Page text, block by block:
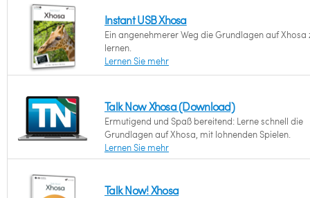
Instant USB Xhosa
Ein angenehmerer Weg die Grundlagen auf Xhosa
lernen.
Lernen Sie mehr
Talk Now Xhosa (Download)
Ermutigend und Spaß bereitend: Lerne schnell die
Grundlagen auf Xhosa, mit lohnenden Spielen.
Lernen Sie mehr
Talk Now! Xhosa